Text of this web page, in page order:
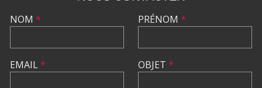
NOM *
EMAIL*
PRÉNOM *
OBJET *